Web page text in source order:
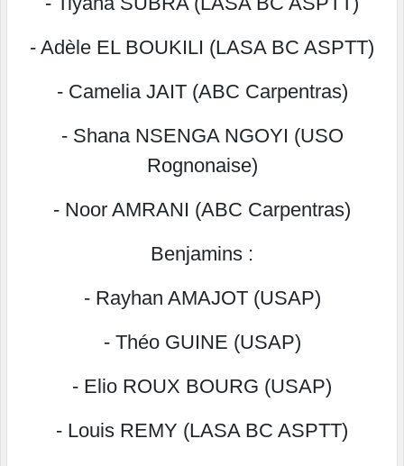
- Adèle EL BOUKILI (LASA BC ASPTT)
- Camelia JAIT (ABC Carpentras)
- Shana NSENGA NGOYI (USO
Rognonaise)
- Noor AMRANI (ABC Carpentras)
Benjamins :
- Rayhan AMAJOT (USAP)
- Théo GUINE (USAP)
- Elio ROUX BOURG (USAP)
- Louis REMY (LASA BC ASPTT)